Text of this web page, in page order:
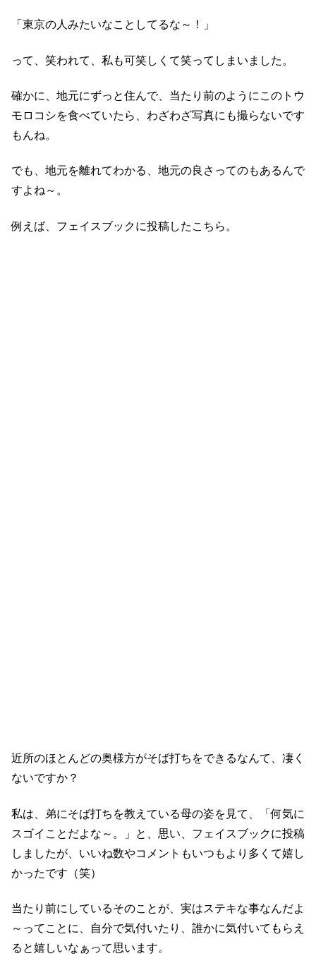
「東京の人みたいなことしてるな～！」
って、笑われて、私も可笑しくて笑ってしまいました。
確かに、地元にずっと住んで、当たり前のようにこのトウ
モロコシを食べていたら、わざわざ写真にも撮らないです
もんね。
でも、地元を離れてわかる、地元の良さってのもあるんで
すよね～。
例えば、フェイスブックに投稿したこちら。
近所のほとんどの奥様方がそば打ちをできるなんて、凄く
ないですか？
私は、弟にそば打ちを教えている母の姿を見て、「何気に
スゴイことだよな～。」と、思い、フェイスブックに投稿
しましたが、いいね数やコメントもいつもより多くて嬉し
かったです（笑）
当たり前にしているそのことが、実はステキな事なんだよ
～ってことに、自分で気付いたり、誰かに気付いてもらえ
ると嬉しいなぁって思います。